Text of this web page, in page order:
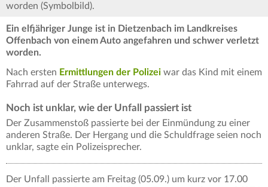
worden (Symbolbild).
Ein elfjähriger Junge ist in Dietzenbach im Landkreises
Offenbach von einem Auto angefahren und schwer verletzt
worden.
Nach ersten Ermittlungen der Polizei war das Kind mit einem
Fahrrad auf der Straße unterwegs.
Noch ist unklar, wie der Unfall passiert ist
Der Zusammenstoß passierte bei der Einmündung zu einer
anderen Straße. Der Hergang und die Schuldfrage seien noch
unklar, sagte ein Polizeisprecher.
Der Unfall passierte am Freitag (05.09.) um kurz vor 17.00